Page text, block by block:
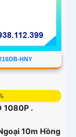
HNY
1080P .
10m Hồng